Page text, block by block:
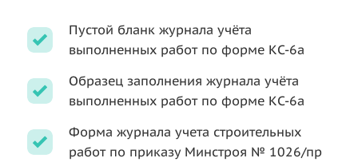
Пустой бланк журнала учёта
выполненных работ по форме КС-6а
Образец заполнения журнала учёта
выполненных работ по форме КС-6а
Форма журнала учета строительных
работ по приказу Минстроя № 1026/пр